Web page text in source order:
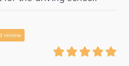
review